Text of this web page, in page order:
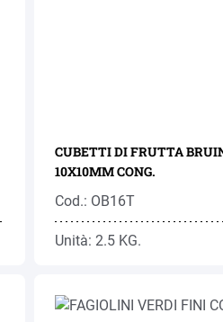
CUBETTI DI FRUTTA
10X10MM CONG.
Cod.: OB16T
Unità: 2.5 KG.